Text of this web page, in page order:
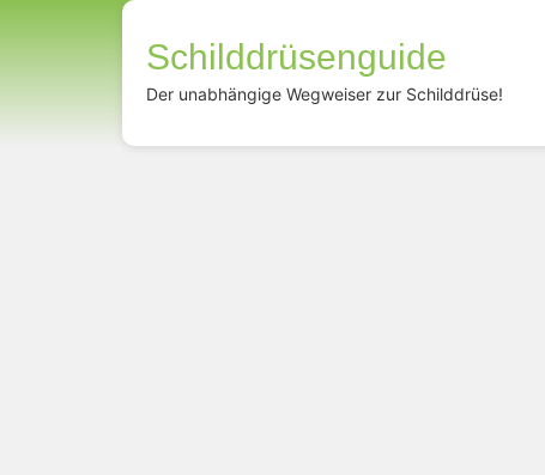
Schilddrüsenguide
Der unabhängige Wegweiser zur Schilddrüse!